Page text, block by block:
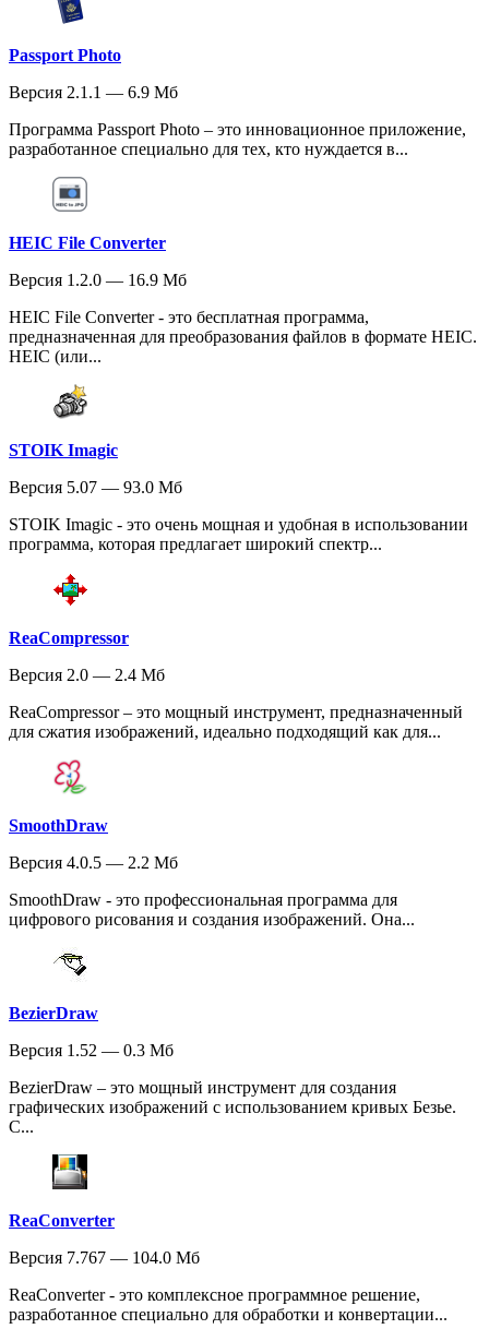
Passport Photo
Версия 2.1.1 — 6.9 Мб
Программа Passport Photo – это инновационное приложение,
разработанное специально для тех, кто нуждается в...
HEIC File Converter
Версия 1.2.0 — 16.9 Мб
HEIC File Converter - это бесплатная программа,
предназначенная для преобразования файлов в формате HEIC.
HEIC (или...
STOIK Imagic
Версия 5.07 — 93.0 Мб
STOIK Imagic - это очень мощная и удобная в использовании
программа, которая предлагает широкий спектр...
ReaCompressor
Версия 2.0 — 2.4 Мб
ReaCompressor – это мощный инструмент, предназначенный
для сжатия изображений, идеально подходящий как для...
SmoothDraw
Версия 4.0.5 — 2.2 Мб
SmoothDraw - это профессиональная программа для
цифрового рисования и создания изображений. Она...
BezierDraw
Версия 1.52 — 0.3 Мб
BezierDraw – это мощный инструмент для создания
графических изображений с использованием кривых Безье.
С...
ReaConverter
Версия 7.767 — 104.0 Мб
ReaConverter - это комплексное программное решение,
разработанное специально для обработки и конвертации...